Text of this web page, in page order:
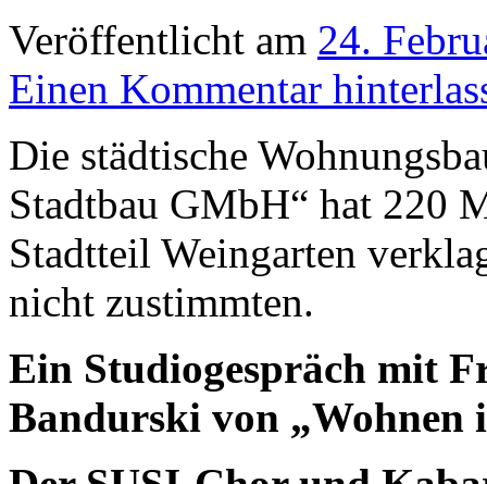
Veröffentlicht am 24.
Einen Kommentar
Die städtische
Stadtbau GMbH“ hat 220
Stadtteil Weingarten
nicht zustimmten.
Ein Studiogespräch mit
Bandurski von „Wohnen